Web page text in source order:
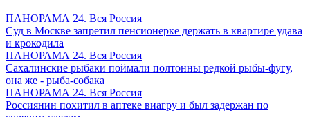
ПАНОРАМА 24. Вся Россия
Суд в Москве запретил пенсионерке держать в квартире удава
и крокодила
ПАНОРАМА 24. Вся Россия
Сахалинские рыбаки поймали полтонны редкой рыбы-фугу,
она же - рыба-собака
ПАНОРАМА 24. Вся Россия
Россиянин похитил в аптеке виагру и был задержан по